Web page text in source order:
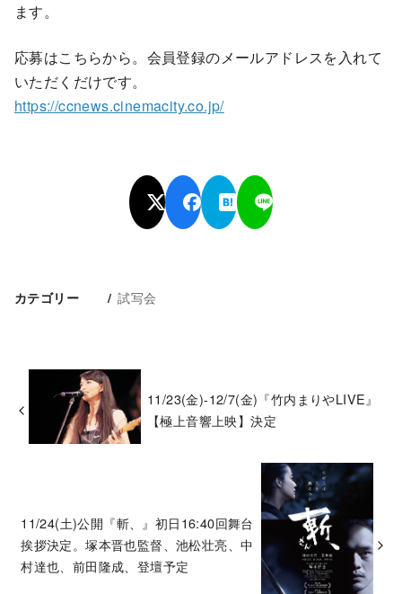
ます。
応募はこちらから。会員登録のメールアドレスを入れて
いただくだけです。
https://ccnews.cinemacity.co.jp/
カテゴリー 試写会
11/23(金)-12/7(金)『竹内まりやLIVE』
【極上音響上映】決定
11/24(土)公開『斬、』初日16:40回舞台
挨拶決定。塚本晋也監督、池松壮亮、中
村達也、前田隆成、登壇予定